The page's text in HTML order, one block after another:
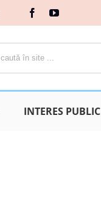
INTERES PUBLIC